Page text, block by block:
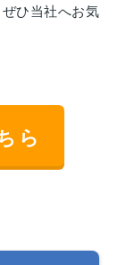
ひ当社へお気
ら